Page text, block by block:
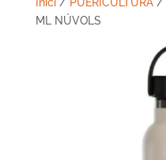
ML NÚVOLS